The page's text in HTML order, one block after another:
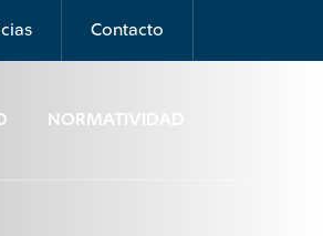
Contacto
NORMATIVIDAD